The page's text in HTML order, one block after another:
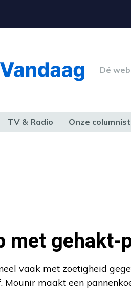
Dé
TV & Radio Onze
dit moment niet
zich blijft voordoen,
met gehakt-
vaak met zoetigheid
maakt een